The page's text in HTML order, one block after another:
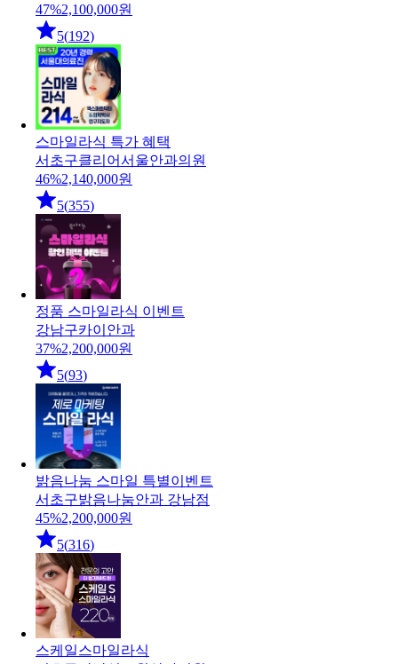
47%2,100,000원
5(192)
스마일라식 특가 혜택
서초구클리어서울안과의원
46%2,140,000원
5(355)
정품 스마일라식 이벤트
강남구카이안과
37%2,200,000원
5(93)
밝음나눔 스마일 특별이벤트
서초구밝음나눔안과 강남점
45%2,200,000원
5(316)
스케일스마일라식